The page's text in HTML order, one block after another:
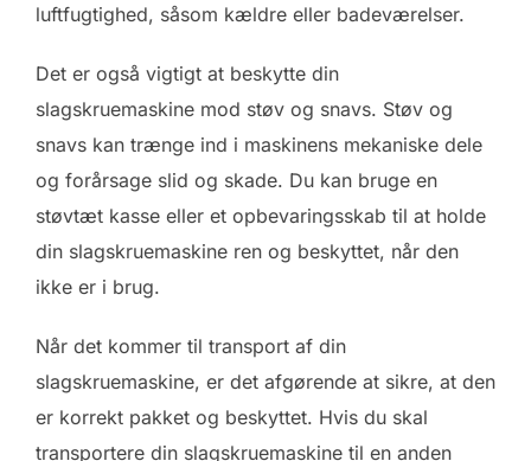
luftfugtighed, såsom kældre eller badeværelser.
Det er også vigtigt at beskytte din
slagskruemaskine mod støv og snavs. Støv og
snavs kan trænge ind i maskinens mekaniske dele
og forårsage slid og skade. Du kan bruge en
støvtæt kasse eller et opbevaringsskab til at holde
din slagskruemaskine ren og beskyttet, når den
ikke er i brug.
Når det kommer til transport af din
slagskruemaskine, er det afgørende at sikre, at den
er korrekt pakket og beskyttet. Hvis du skal
transportere din slagskruemaskine til en anden